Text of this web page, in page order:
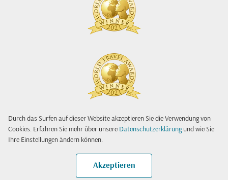
Durch das Surfen auf dieser Website akzeptieren Sie die Verwendung von
Cookies. Erfahren Sie mehr über unsere Datenschutzerklärung und wie Sie
Ihre Einstellungen ändern können.
Akzeptieren